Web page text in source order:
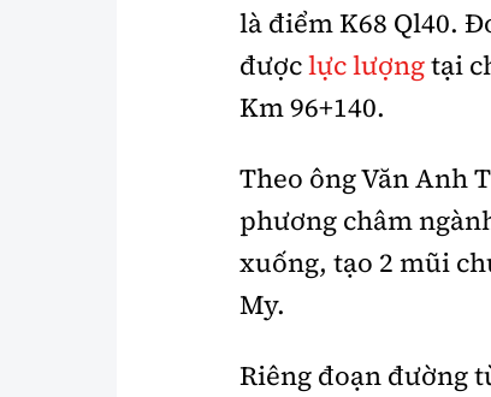
là điểm K68 Ql40.
đượclực lượngtại
Km 96+140.
Theo ông Văn Anh
phương châm
xuống, tạo 2 mũi
My.
Riêng đoạn đường